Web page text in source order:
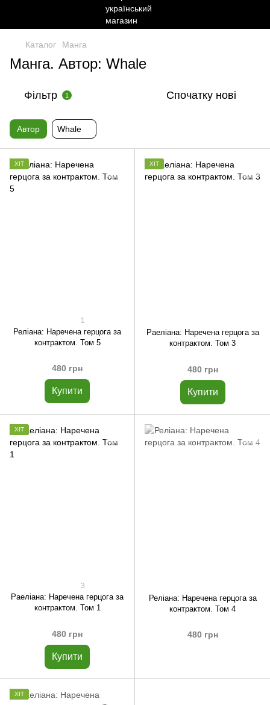
Каталог Манга
Манга. Автор: Whale
Фільтр 1 Спочатку нові
Автор Whale
ХІТ
1
Реліана: Наречена герцога за
контрактом. Том 5
480 грн
Купити
ХІТ
Раеліана: Наречена герцога за
контрактом. Том 3
480 грн
Купити
ХІТ
3
Раеліана: Наречена герцога за
контрактом. Том 1
480 грн
Купити
Реліана: Наречена герцога за
контрактом. Том 4
480 грн
ХІТ